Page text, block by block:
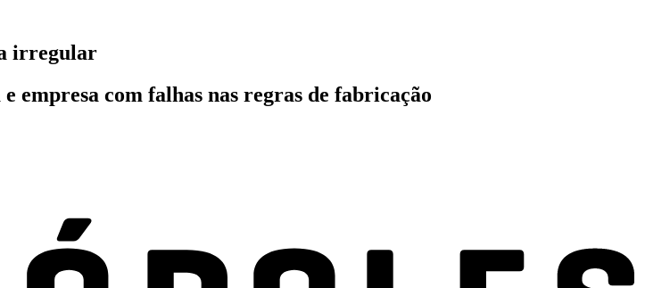
irregular
empresa com falhas nas regras de fabricação